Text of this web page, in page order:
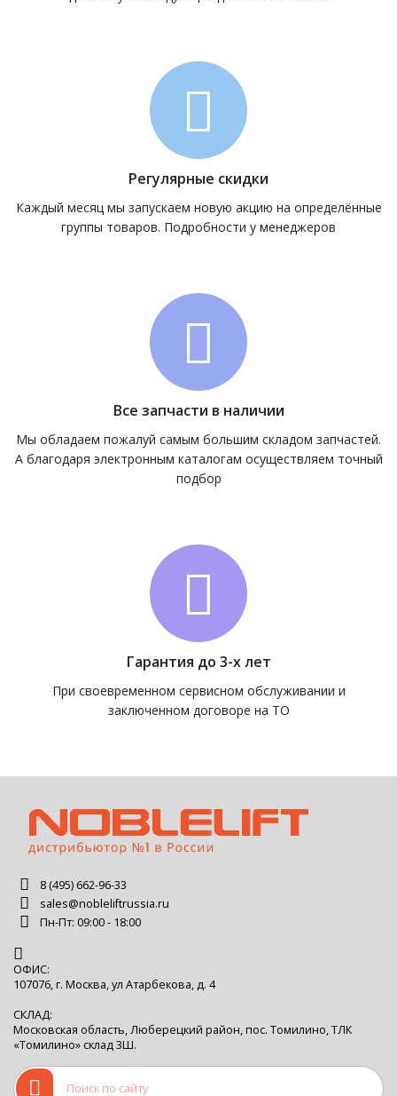
Регулярные скидки
Каждый месяц мы запускаем новую акцию на определённые
группы товаров. Подробности у менеджеров
Все запчасти в наличии
Мы обладаем пожалуй самым большим складом запчастей.
А благодаря электронным каталогам осуществляем точный
подбор
Гарантия до 3-х лет
При своевременном сервисном обслуживании и
заключенном договоре на ТО
8 (495) 662-96-33
sales@nobleliftrussia.ru
Пн-Пт: 09:00 - 18:00
ОФИС:
107076, г. Москва, ул Атарбекова, д. 4
СКЛАД:
Московская область, Люберецкий район, пос. Томилино, ТЛК
«Томилино» склад 3Ш.